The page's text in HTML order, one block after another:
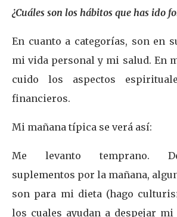
¿Cuáles son los hábitos que has ido
En cuanto a categorías, son en
mi vida personal y mi salud. En
cuido los aspectos
financieros.
Mi mañana típica se verá así:
Me levanto temprano.
suplementos por la mañana,
son para mi dieta (hago
los cuales ayudan a despejar